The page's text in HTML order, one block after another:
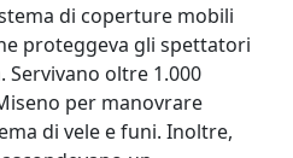
di coperture mobili
proteggeva gli spettatori
Servivano oltre 1.000
per manovrare
di vele e funi. Inoltre,